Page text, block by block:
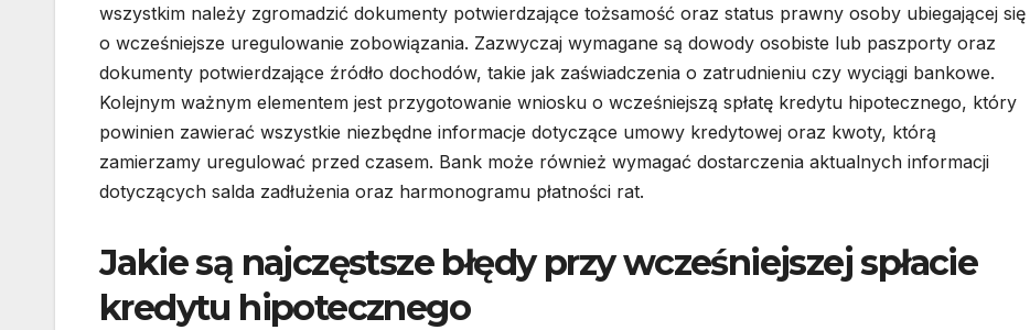
wszystkim należy zgromadzić dokumenty potwierdzające tożsamość oraz status prawny osoby ubiegającej się
o wcześniejsze uregulowanie zobowiązania. Zazwyczaj wymagane są dowody osobiste lub paszporty oraz
dokumenty potwierdzające źródło dochodów, takie jak zaświadczenia o zatrudnieniu czy wyciągi bankowe.
Kolejnym ważnym elementem jest przygotowanie wniosku o wcześniejszą spłatę kredytu hipotecznego, który
powinien zawierać wszystkie niezbędne informacje dotyczące umowy kredytowej oraz kwoty, którą
zamierzamy uregulować przed czasem. Bank może również wymagać dostarczenia aktualnych informacji
dotyczących salda zadłużenia oraz harmonogramu płatności rat.
Jakie są najczęstsze błędy przy wcześniejszej spłacie
kredytu hipotecznego